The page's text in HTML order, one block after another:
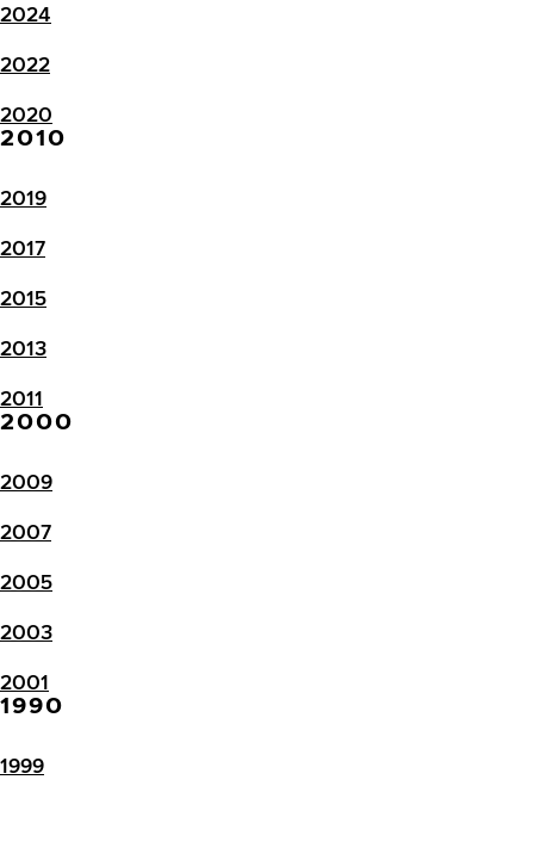
2024
2022
2020
2010
2019
2017
2015
2013
2011
2000
2009
2007
2005
2003
2001
1990
1999